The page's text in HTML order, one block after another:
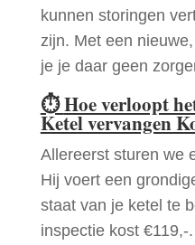
kunnen storingen
zijn. Met een
je je daar geen
⏱Hoe verloopt
Ketel vervangen
Allereerst sturen we
Hij voert een
staat van je ketel te
inspectie kost